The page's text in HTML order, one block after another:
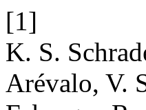
[1]
K. S.
Arévalo, V.